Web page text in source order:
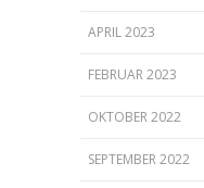
APRIL 2023
FEBRUAR 2023
OKTOBER 2022
SEPTEMBER 2022